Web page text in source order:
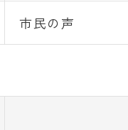
市民の声